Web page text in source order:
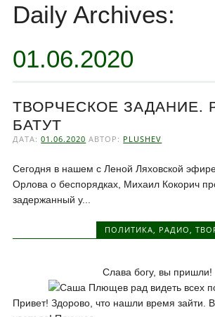
content
Daily Archives:
01.06.2020
ТВОРЧЕСКОЕ ЗАДАНИЕ.
БАТУТ
ДАТА:01.06.2020 АВТОР: PLUSHEV
Сегодня в нашем с Леной Ляховской
Орлова о беспорядках, Михаил Кокорич
задержанный у...
ПОЛИТИКА, РАДИО,
Слава богу, вы пришли!
Привет! Здорово, что нашли время зайти.